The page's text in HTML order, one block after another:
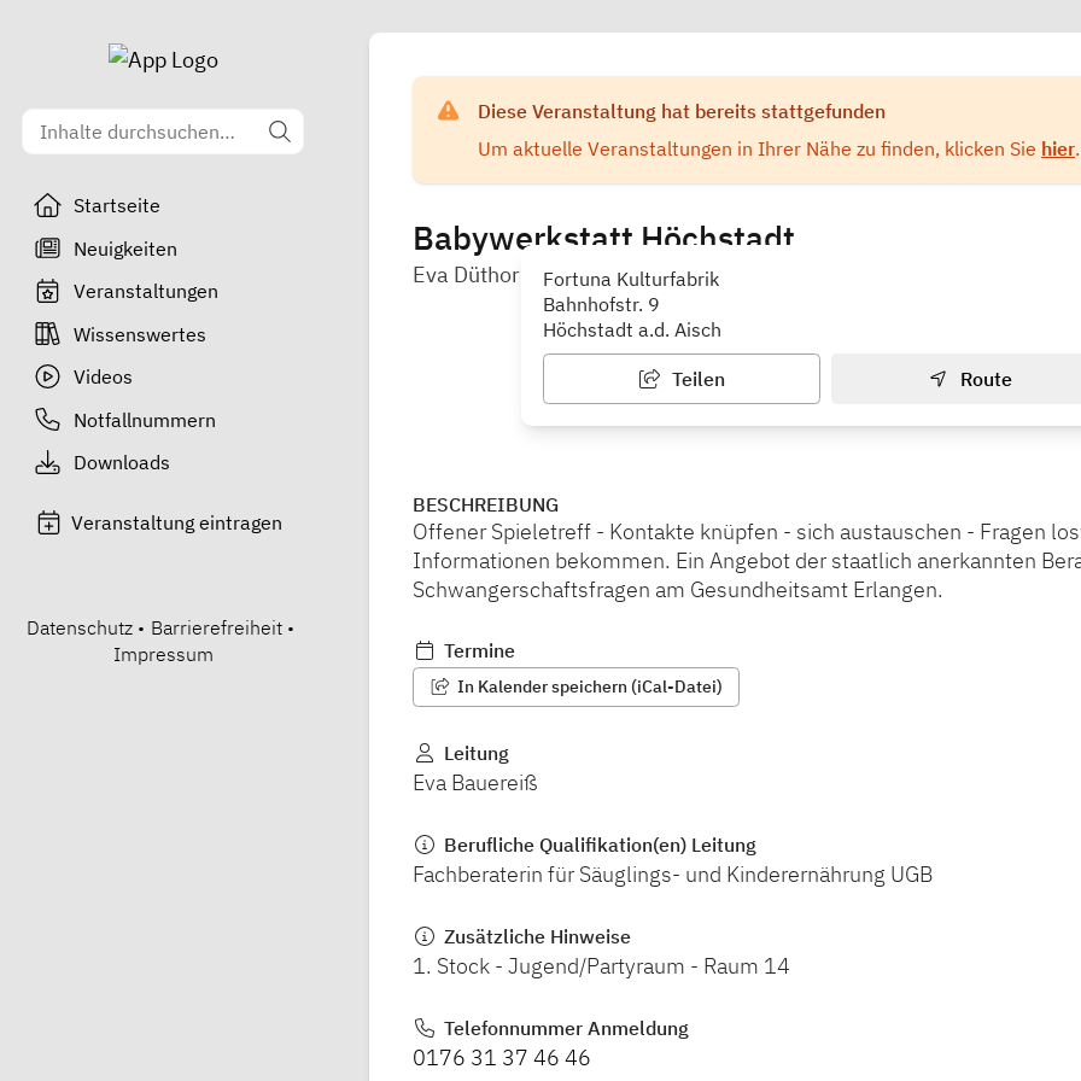
Startseite
Neuigkeiten
Veranstaltungen
Wissenswertes
Videos
Notfallnummern
Downloads
Veranstaltung eintragen
Datenschutz • Barrierefreiheit •
Impressum
Diese Veranstaltung hat bereits stattgefunden
Um aktuelle Veranstaltungen in Ihrer Nähe zu finden, klicken Sie hier.
Babywerkstatt Höchstadt
Eva Düthorn Gesundheitsberatung
Fortuna Kulturfabrik
Bahnhofstr. 9
Höchstadt a.d. Aisch
Teilen Route
BESCHREIBUNG
Offener Spieletreff - Kontakte knüpfen - sich austauschen - Fragen
Informationen bekommen. Ein Angebot der staatlich anerkannten
Schwangerschaftsfragen am Gesundheitsamt Erlangen.
Termine
In Kalender speichern (iCal-Datei)
Leitung
Eva Bauereiß
Berufliche Qualifikation(en) Leitung
Fachberaterin für Säuglings- und Kinderernährung UGB
Zusätzliche Hinweise
1. Stock - Jugend/Partyraum - Raum 14
Telefonnummer Anmeldung
0176 31 37 46 46